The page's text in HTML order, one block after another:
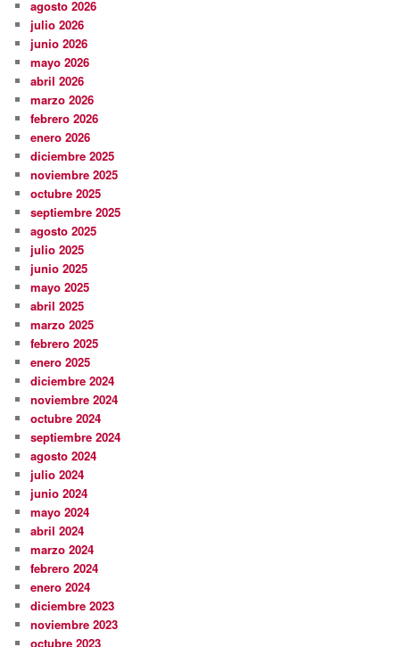
agosto 2026
julio 2026
junio 2026
mayo 2026
abril 2026
marzo 2026
febrero 2026
enero 2026
diciembre 2025
noviembre 2025
octubre 2025
septiembre 2025
agosto 2025
julio 2025
junio 2025
mayo 2025
abril 2025
marzo 2025
febrero 2025
enero 2025
diciembre 2024
noviembre 2024
octubre 2024
septiembre 2024
agosto 2024
julio 2024
junio 2024
mayo 2024
abril 2024
marzo 2024
febrero 2024
enero 2024
diciembre 2023
noviembre 2023
octubre 2023